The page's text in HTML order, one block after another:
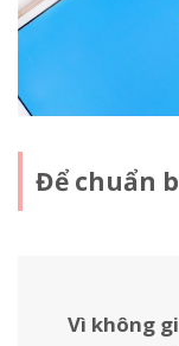
Để chuẩn
Vì không